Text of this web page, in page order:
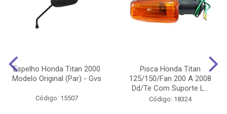
Espelho Honda Titan 2000
Modelo Original (Par) - Gvs
Código: 15507
Pisca Honda Titan
125/150/Fan 200 A 2008
Dd/Te Com Suporte L...
Código: 18324